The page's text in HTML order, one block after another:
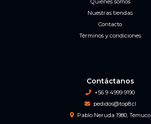
Quiénes somos
Nuestras tiendas
Contacto
Términos y condiciones
Contáctanos
+56 9 4999 9190
pedidos@top8.cl
Pablo Neruda 1980, Temuco